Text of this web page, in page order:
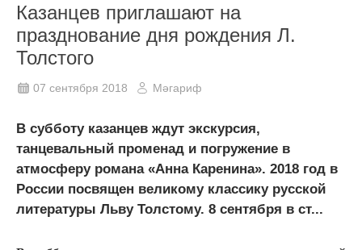
Казанцев приглашают на
празднование дня рождения Л.
Толстого
07 сентября 2018 Мәгариф
В субботу казанцев ждут экскурсия,
танцевальный променад и погружение в
атмосферу романа «Анна Каренина». 2018 год в
России посвящен великому классику русской
литературы Льву Толстому. 8 сентября в ст...